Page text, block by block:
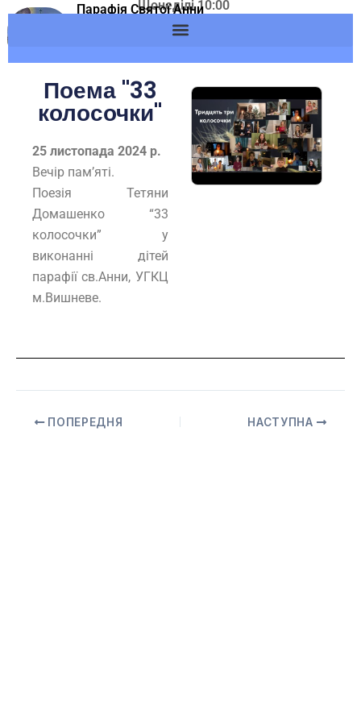
Skip
to
Парафія Святої Анни
м.Вишневе УГКЦ
Щонеділі 10:00
Адреса: м.Вишневе,
вул. Європейська, 53
Поема "33
колосочки"
25 листопада 2024 р.
Вечір пам’яті.
Поезія Тетяни
Домашенко “33
колосочки” у
виконанні дітей
парафії св.Анни, УГКЦ
м.Вишневе.
ПОПЕРЕДНЯ НАСТУПНА